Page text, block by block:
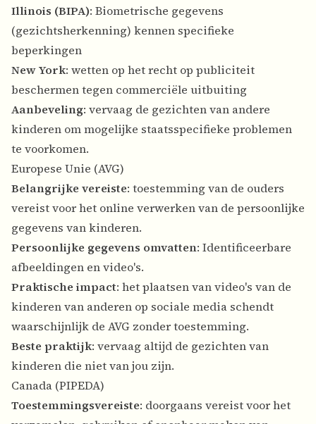
Illinois (BIPA): Biometrische gegevens
(gezichtsherkenning) kennen specifieke
beperkingen
New York: wetten op het recht op publiciteit
beschermen tegen commerciële uitbuiting
Aanbeveling: vervaag de gezichten van andere
kinderen om mogelijke staatsspecifieke problemen
te voorkomen.
Europese Unie (AVG)
Belangrijke vereiste: toestemming van de ouders
vereist voor het online verwerken van de persoonlijke
gegevens van kinderen.
Persoonlijke gegevens omvatten: Identificeerbare
afbeeldingen en video's.
Praktische impact: het plaatsen van video's van de
kinderen van anderen op sociale media schendt
waarschijnlijk de AVG zonder toestemming.
Beste praktijk: vervaag altijd de gezichten van
kinderen die niet van jou zijn.
Canada (PIPEDA)
Toestemmingsvereiste: doorgaans vereist voor het